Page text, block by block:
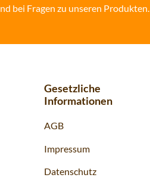
bei Fragen zu unseren Produkten.
Gesetzliche
Informationen
AGB
Impressum
Datenschutz